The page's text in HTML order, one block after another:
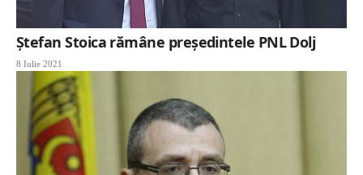
Ștefan Stoica rămâne președintele PNL Dolj
8 Iulie 2021